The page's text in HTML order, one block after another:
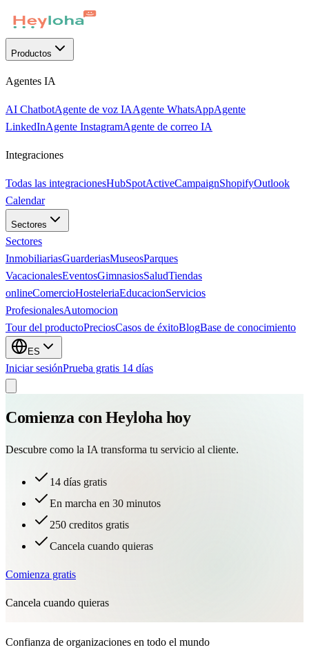
Productos
Agentes IA
AI ChatbotAgente de voz IAAgente WhatsAppAgente
LinkedInAgente InstagramAgente de correo IA
Integraciones
Todas las integracionesHubSpotActiveCampaignShopifyOutlook
Calendar
Sectores
Sectores
InmobiliariasGuarderiasMuseosParques
VacacionalesEventosGimnasiosSaludTiendas
onlineComercioHosteleriaEducacionServicios
ProfesionalesAutomocion
Tour del productoPreciosCasos de éxitoBlogBase de conocimiento
ES
Iniciar sesiónPrueba gratis 14 días
Comienza con Heyloha hoy
Descubre como la IA transforma tu servicio al cliente.
14 días gratis
En marcha en 30 minutos
250 creditos gratis
Cancela cuando quieras
Comienza gratis
Cancela cuando quieras
Confianza de organizaciones en todo el mundo